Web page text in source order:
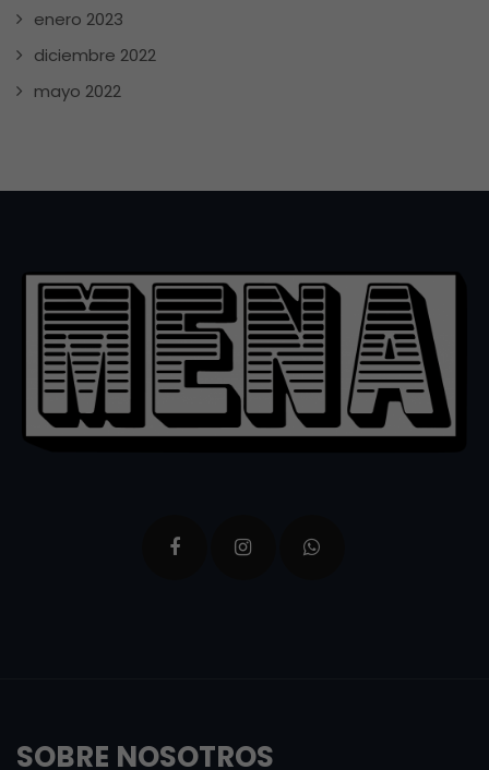
enero 2023
diciembre 2022
mayo 2022
SOBRE NOSOTROS